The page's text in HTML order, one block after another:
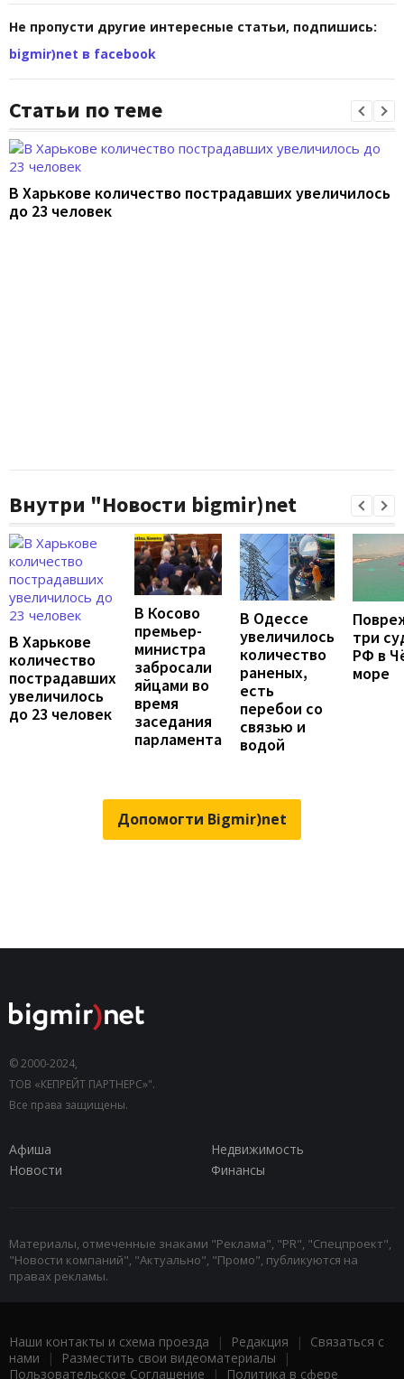
Не пропусти другие интересные статьи, подпишись:
bigmir)net в facebook
Статьи по теме
В Харькове количество пострадавших увеличилось
до 23 человек
Внутри "Новости bigmir)net
В Харькове
количество
пострадавших
увеличилось
до 23 человек
В Косово
премьер-
министра
забросали
яйцами во
время
заседания
парламента
В Одессе
увеличилось
количество
раненых,
есть
перебои со
связью и
водой
три
РФ в
море
Допомогти Bigmir)net
© 2000-2024,
ТОВ «КЕПРЕЙТ ПАРТНЕРС»".
Все права защищены.
Афиша
Недвижимость
Новости
Финансы
Материалы, отмеченные знаками "Реклама", "PR", "Спецпроект",
"Новости компаний", "Актуально", "Промо", публикуются на
правах рекламы.
Наши контакты и схема проезда | Редакция | Связаться с
нами | Разместить свои видеоматериалы |
Пользовательское Соглашение | Политика в сфере